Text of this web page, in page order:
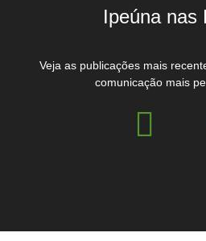
Ipeúna nas
Veja as publicações mais
comunicação mais